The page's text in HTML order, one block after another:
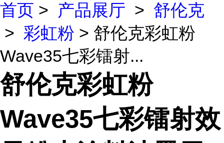
首页 > 产品展厅 > 舒伦克
> 彩虹粉 > 舒伦克彩虹粉
Wave35七彩镭射...
舒伦克彩虹粉
Wave35七彩镭射效